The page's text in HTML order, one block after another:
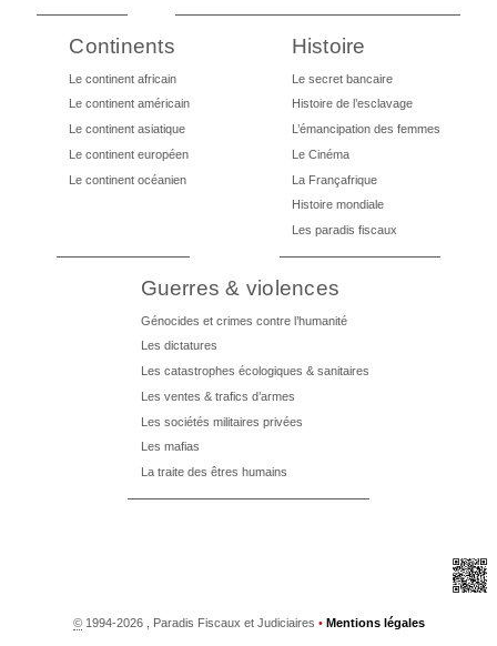
Continents
Le continent africain
Le continent américain
Le continent asiatique
Le continent européen
Le continent océanien
Histoire
Le secret bancaire
Histoire de l’esclavage
L’émancipation des femmes
Le Cinéma
La Françafrique
Histoire mondiale
Les paradis fiscaux
Guerres & violences
Génocides et crimes contre l’humanité
Les dictatures
Les catastrophes écologiques & sanitaires
Les ventes & trafics d’armes
Les sociétés militaires privées
Les mafias
La traite des êtres humains
©1994-2026 , Paradis Fiscaux et Judiciaires • Mentions légales